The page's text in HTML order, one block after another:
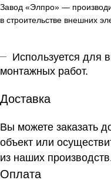
Завод «Элпро» —
в строительстве внешних
Используется для
монтажных работ.
Доставка
Вы можете заказать
объект или
из наших производств
Оплата